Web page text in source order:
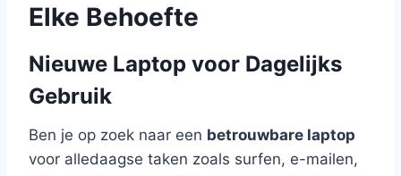
Elke Behoefte
Nieuwe Laptop voor Dagelijks
Gebruik
Ben je op zoek naar een betrouwbare laptop
voor alledaagse taken zoals surfen, e-mailen,